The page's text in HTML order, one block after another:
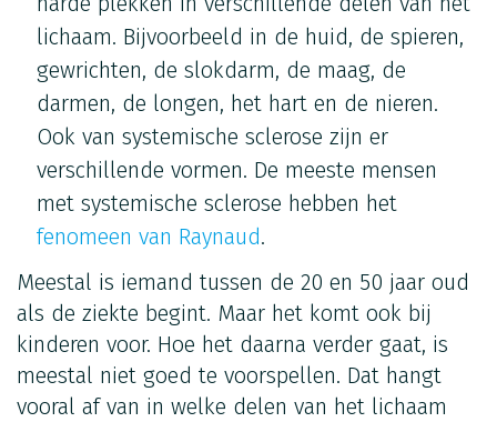
lichaam. Bijvoorbeeld in de huid, de spieren,
gewrichten, de slokdarm, de maag, de
darmen, de longen, het hart en de nieren.
Ook van systemische sclerose zijn er
verschillende vormen. De meeste mensen
met systemische sclerose hebben het
fenomeen van Raynaud.
Meestal is iemand tussen de 20 en 50 jaar oud
als de ziekte begint. Maar het komt ook bij
kinderen voor. Hoe het daarna verder gaat, is
meestal niet goed te voorspellen. Dat hangt
vooral af van in welke delen van het lichaam